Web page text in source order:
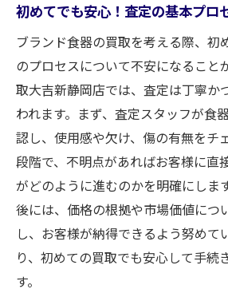
初めてでも安心！査定の基本プロ
ブランド食器の買取を考える際、初
のプロセスについて不安になること
取大吉新静岡店では、査定は丁寧か
われます。まず、査定スタッフが食
認し、使用感や欠け、傷の有無をチ
段階で、不明点があればお客様に直
がどのように進むのかを明確にしま
後には、価格の根拠や市場価値につ
し、お客様が納得できるよう努めて
り、初めての買取でも安心して手続
す。